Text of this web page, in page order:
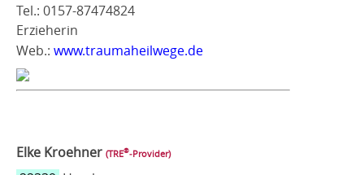
Tel.: 0157-87474824
Erzieherin
Web.: www.traumaheilwege.de
Elke Kroehner (TRE®‑Provider)